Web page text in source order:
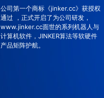
公司第一个商标《jinker.cc》获授权
通过 ，正式开启了为公司研发，
www.jinker.cc面世的系列机器人与
计算机软件，JINKER算法等软硬件
产品矩阵护航。